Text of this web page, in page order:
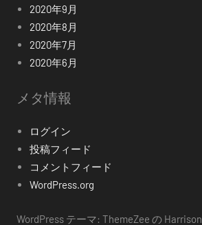
2020年9月
2020年8月
2020年7月
2020年6月
メタ情報
ログイン
投稿フィード
コメントフィード
WordPress.org
WordPress テーマ: ThemeZee の Harrison